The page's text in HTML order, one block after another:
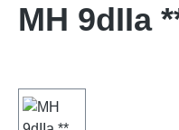
MH 9dIIa
Bildergalerie